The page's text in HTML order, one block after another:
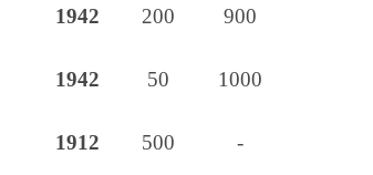
1942 200 900
1942 50 1000
1912 500
-